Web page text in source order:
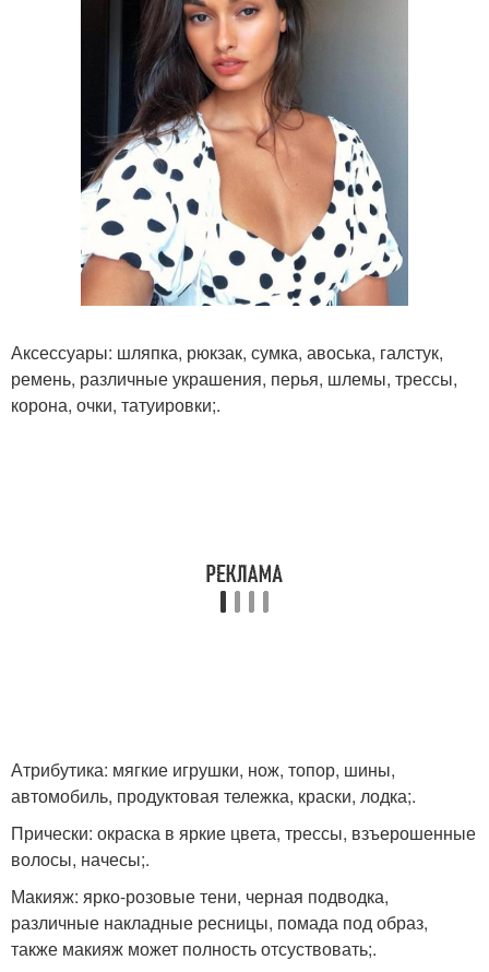
Аксессуары: шляпка, рюкзак, сумка, авоська, галстук,
ремень, различные украшения, перья, шлемы, трессы,
корона, очки, татуировки;.
Атрибутика: мягкие игрушки, нож, топор, шины,
автомобиль, продуктовая тележка, краски, лодка;.
Прически: окраска в яркие цвета, трессы, взъерошенные
волосы, начесы;.
Макияж: ярко-розовые тени, черная подводка,
различные накладные ресницы, помада под образ,
также макияж может полность отсуствовать;.